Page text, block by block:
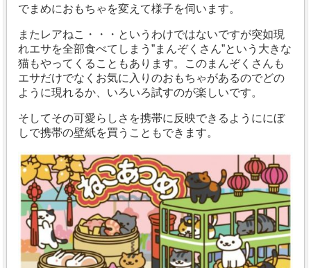
でまめにおもちゃを変えて様子を伺います。
またレアねこ・・・というわけではないですが突如現
れエサを全部食べてしまう”まんぞくさん”という大きな
猫もやってくることもあります。このまんぞくさんも
エサだけでなくお気に入りのおもちゃがあるのでどの
ように現れるか、いろいろ試すのが楽しいです。
そしてその可愛らしさを携帯に反映できるようににぼ
しで携帯の壁紙を買うこともできます。